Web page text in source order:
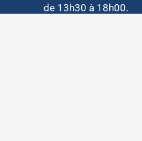
de 13h30 à 18h00.